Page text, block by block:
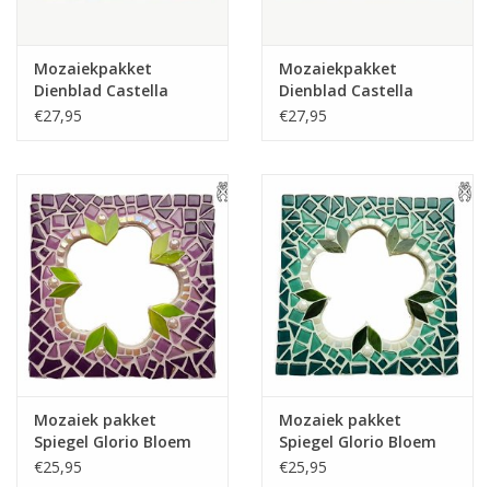
Mozaiekpakket
Dienblad Castella
Zwart-Wit-Grijs
€27,95
Mozaiekpakket
Dienblad Castella
Rood-Oranje-Geel
€27,95
Mozaiek pakket
Spiegel Glorio Bloem
Paars
€25,95
Mozaiek pakket
Spiegel Glorio Bloem
Zeegroen
€25,95